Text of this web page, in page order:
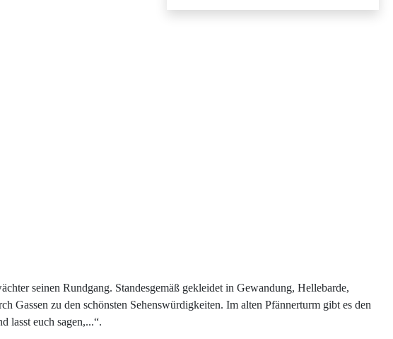
seinen Rundgang. Standesgemäß gekleidet in Gewandung, Hellebarde,
Gassen zu den schönsten Sehenswürdigkeiten. Im alten Pfännerturm gibt es den
lasst euch sagen,...“.